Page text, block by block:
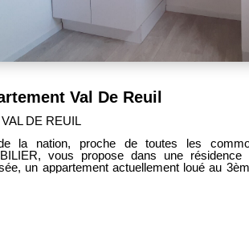
Val De Reuil
DE REUIL
la nation, proche de toutes les
vous propose dans une
un appartement actuellement loué au